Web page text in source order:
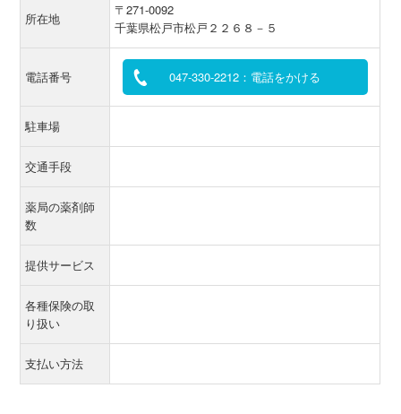
所在地
〒271-0092
千葉県松戸市松戸２２６８－５
電話番号 047-330-2212：電話をかける
駐車場
交通手段
薬局の薬剤師
数
提供サービス
各種保険の取
り扱い
支払い方法